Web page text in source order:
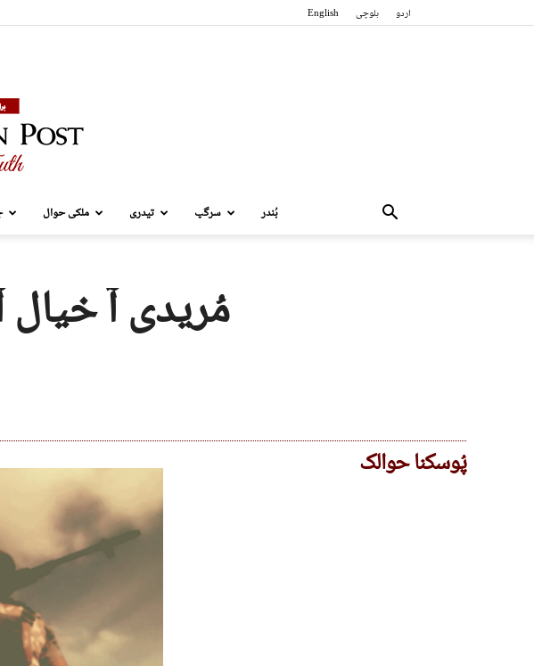
English بلوچی اردو
بُندر سرگپ تیدری ملکی حوال
مُریدی آ
پُوسکنا حوالک